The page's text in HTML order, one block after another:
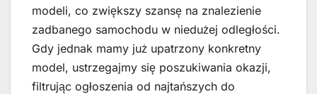
modeli, co zwiększy szansę na znalezienie
zadbanego samochodu w niedużej odległości.
Gdy jednak mamy już upatrzony konkretny
model, ustrzegajmy się poszukiwania okazji,
filtrując ogłoszenia od najtańszych do